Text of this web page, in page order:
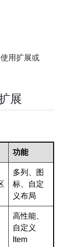
用扩展或
展
功能
多列、图
标、自定
义布局
高性能、
自定义
Item